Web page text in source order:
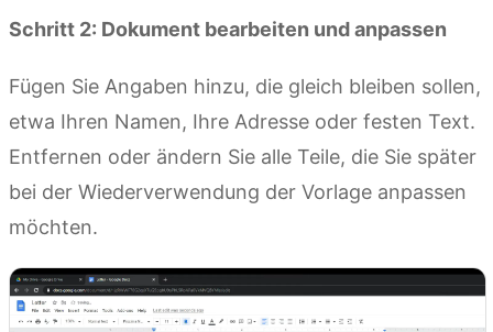
Schritt 2: Dokument bearbeiten und anpassen
Fügen Sie Angaben hinzu, die gleich bleiben sollen,
etwa Ihren Namen, Ihre Adresse oder festen Text.
Entfernen oder ändern Sie alle Teile, die Sie später
bei der Wiederverwendung der Vorlage anpassen
möchten.